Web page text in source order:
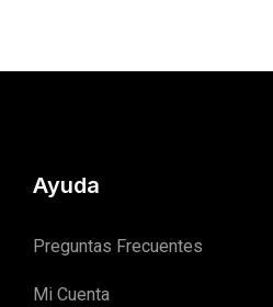
Ayuda
Preguntas Frecuentes
Mi Cuenta